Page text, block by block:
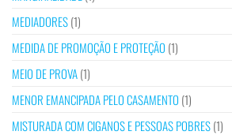
MEDIADORES(1)
MEDIDA DE PROMOÇÃO E PROTEÇÃO (1)
MEIO DE PROVA(1)
MENOR EMANCIPADA PELO CASAMENTO (1)
MISTURADA COM CIGANOS E PESSOAS POBRES(1)